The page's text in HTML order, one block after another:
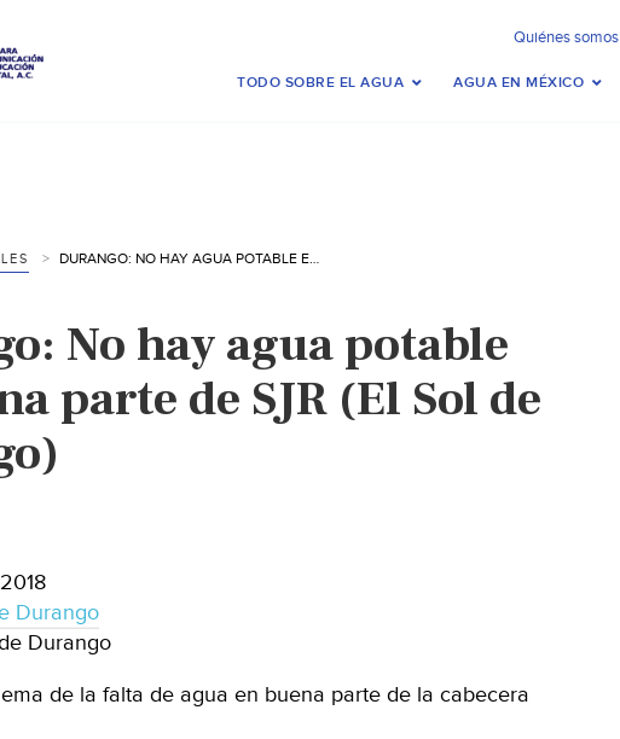
Quiénes somos
TODO SOBRE EL AGUA AGUA EN MÉXICO
DURANGO: NO HAY AGUA POTABLE EN BUENA PARTE DE SJR (EL SOL DE DURANGO)
No hay agua potable
parte de SJR (El Sol de
Durango
Durango
de la falta de agua en buena parte de la cabecera